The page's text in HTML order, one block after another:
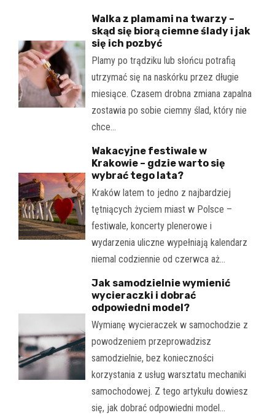
Walka z plamami na twarzy –
skąd się biorą ciemne ślady i jak
się ich pozbyć
Plamy po trądziku lub słońcu potrafią
utrzymać się na naskórku przez długie
miesiące. Czasem drobna zmiana zapalna
zostawia po sobie ciemny ślad, który nie
chce…
Wakacyjne festiwale w
Krakowie – gdzie warto się
wybrać tego lata?
Kraków latem to jedno z najbardziej
tętniących życiem miast w Polsce –
festiwale, koncerty plenerowe i
wydarzenia uliczne wypełniają kalendarz
niemal codziennie od czerwca aż…
Jak samodzielnie wymienić
wycieraczki i dobrać
odpowiedni model?
Wymianę wycieraczek w samochodzie z
powodzeniem przeprowadzisz
samodzielnie, bez konieczności
korzystania z usług warsztatu mechaniki
samochodowej. Z tego artykułu dowiesz
się, jak dobrać odpowiedni model…